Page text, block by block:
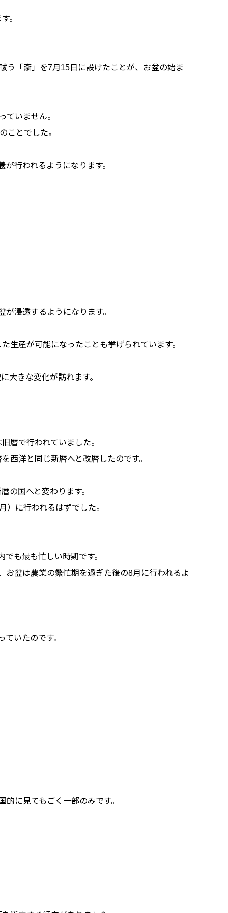
。
う「斎」を7月15日に設けたことが、お盆の始ま
ていません。
ことでした。
行われるようになります。
浸透するようになります。
生産が可能になったことも挙げられています。
大きな変化が訪れます。
暦で行われていました。
西洋と同じ新暦へと改暦したのです。
の国へと変わります。
）に行われるはずでした。
も最も忙しい時期です。
盆は農業の繁忙期を過ぎた後の8月に行われるよ
いたのです。
に見てもごく一部のみです。